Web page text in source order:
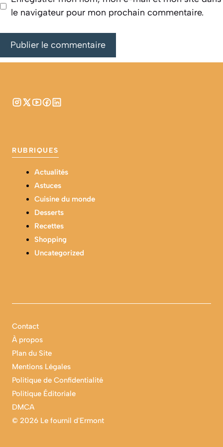
le navigateur pour mon prochain commentaire.
RUBRIQUES
Actualités
Astuces
Cuisine du monde
Desserts
Recettes
Shopping
Uncategorized
© 2026 Le fournil d'Ermont
Contact
À propos
Plan du Site
Mentions Légales
Politique de Confidentialité
Politique Éditoriale
DMCA